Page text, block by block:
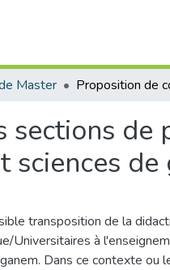
Master
de
de
transposition de la
Universitaires à
Dans ce contexte ou